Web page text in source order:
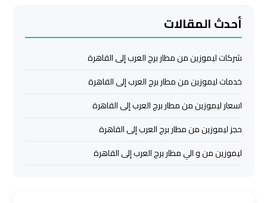
أحدث المقالات
شركات ليموزين من مطار برج العرب إلى القاهرة
خدمات ليموزين من مطار برج العرب إلى القاهرة
اسعار ليموزين من مطار برج العرب إلى القاهرة
حجز ليموزين من مطار برج العرب إلى القاهرة
ليموزين من و الي مطار برج العرب إلى القاهرة
ليموزين
ليموزين
الغردقة